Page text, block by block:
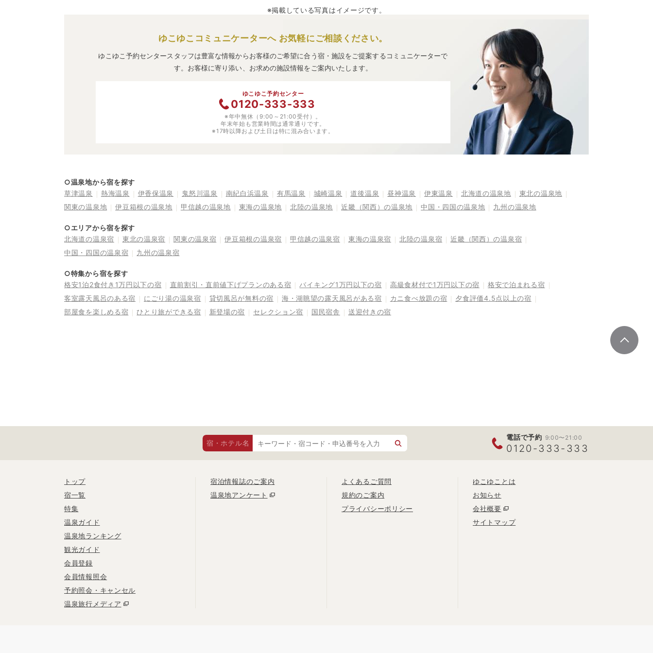
※掲載している写真はイメージです。
ゆこゆこコミュニケーターへ お気軽にご相談ください。
ゆこゆこ予約センタースタッフは豊富な情報からお客様のご希望に合う宿・施設をご提案するコミュニケーターで
す。お客様に寄り添い、お求めの施設情報をご案内いたします。
ゆこゆこ予約センター
0120-333-333
※年中無休（9:00～21:00受付）。
年末年始も営業時間は通常通りです。
※17時以降および土日は特に混み合います。
○温泉地から宿を探す
草津温泉
熱海温泉 伊香保温泉 鬼怒川温泉 南紀白浜温泉 有馬温泉 城崎温泉 道後温泉 昼神温泉 伊東温泉 北海道の温泉地
東北の温泉地
関東の温泉地
伊豆箱根の温泉地 甲信越の温泉地 東海の温泉地 北陸の温泉地 近畿（関西）の温泉地 中国・四国の温泉地 九州の温泉地
○エリアから宿を探す
北海道の温泉宿
東北の温泉宿 関東の温泉宿 伊豆箱根の温泉宿 甲信越の温泉宿 東海の温泉宿 北陸の温泉宿
近畿（関西）の温泉宿
中国・四国の温泉宿
九州の温泉宿
○特集から宿を探す
格安1泊2食付き1万円以下の宿
直前割引・直前値下げプランのある宿 バイキング1万円以下の宿 高級食材付で1万円以下の宿
格安で泊まれる宿
客室露天風呂のある宿
にごり湯の温泉宿 貸切風呂が無料の宿 海・湖眺望の露天風呂がある宿 カニ食べ放題の宿
夕食評価4.5点以上の宿
部屋食を楽しめる宿
ひとり旅ができる宿 新登場の宿 セレクション宿 国民宿舎 送迎付きの宿
宿・ホテル名
電話で予約 9:00〜21:00
0120-333-333
トップ
宿一覧
特集
温泉ガイド
温泉地ランキング
観光ガイド
会員登録
会員情報照会
予約照会・キャンセル
温泉旅行メディア
宿泊情報誌のご案内
温泉地アンケート
よくあるご質問
規約のご案内
プライバシーポリシー
ゆこゆことは
お知らせ
会社概要
サイトマップ